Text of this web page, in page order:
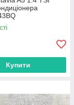
Купити